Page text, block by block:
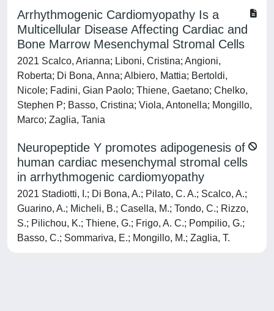
Arrhythmogenic Cardiomyopathy Is a
Multicellular Disease Affecting Cardiac and
Bone Marrow Mesenchymal Stromal Cells
2021 Scalco, Arianna; Liboni, Cristina; Angioni,
Roberta; Di Bona, Anna; Albiero, Mattia; Bertoldi,
Nicole; Fadini, Gian Paolo; Thiene, Gaetano; Chelko,
Stephen P; Basso, Cristina; Viola, Antonella; Mongillo,
Marco; Zaglia, Tania
Neuropeptide Y promotes adipogenesis of
human cardiac mesenchymal stromal cells
in arrhythmogenic cardiomyopathy
2021 Stadiotti, I.; Di Bona, A.; Pilato, C. A.; Scalco, A.;
Guarino, A.; Micheli, B.; Casella, M.; Tondo, C.; Rizzo,
S.; Pilichou, K.; Thiene, G.; Frigo, A. C.; Pompilio, G.;
Basso, C.; Sommariva, E.; Mongillo, M.; Zaglia, T.